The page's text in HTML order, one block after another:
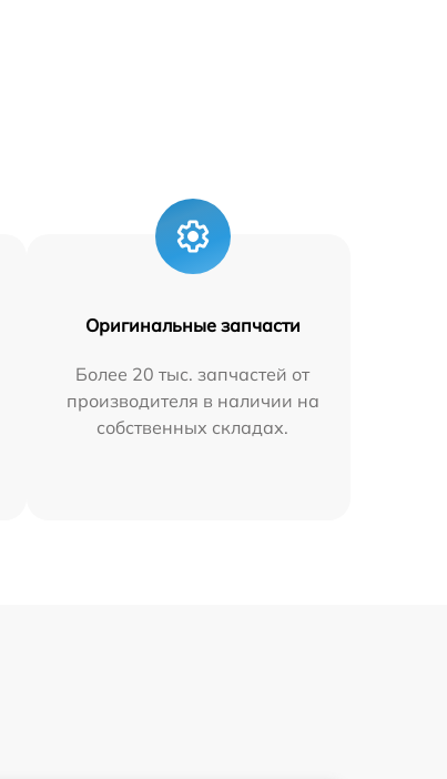
Оригинальные запчасти
Более 20 тыс. запчастей от
производителя в наличии на
собственных складах.